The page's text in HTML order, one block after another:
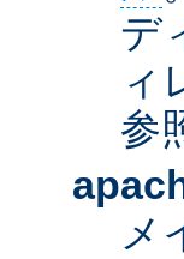
デ
ィ
参
メ